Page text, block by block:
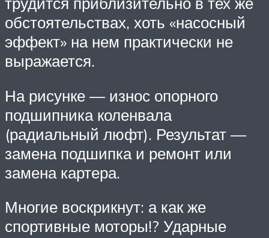
обстоятельствах, хоть «насосный
эффект» на нем практически не
выражается.
На рисунке — износ опорного
подшипника коленвала
(радиальный люфт). Результат —
замена подшипка и ремонт или
замена картера.
Многие воскрикнут: а как же
спортивные моторы!? Ударные